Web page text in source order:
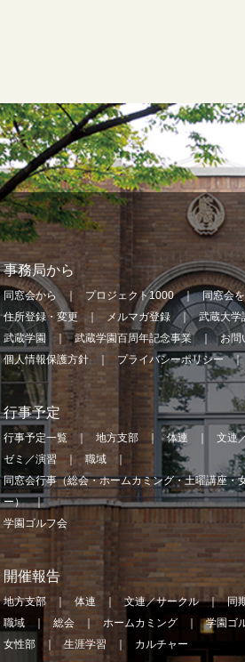
事務局から
同窓会から プロジェクト1000 同窓会
住所登録・変更
メルマガ登録 武蔵大学
武蔵学園
武蔵学園百周年記念事業
お問
個人情報保護方針
プライバシーポリシー
行事予定
行事予定一覧 地方支部 体連 文連
ゼミ／演習
職域
同窓会行事（総会・ホームカミング・土曜講座・
ー）
学園ゴルフ会
開催報告
地方支部 体連 文連／サークル 同
職域
総会 ホームカミング 学園ゴ
女性部
生涯学習 カルチャー